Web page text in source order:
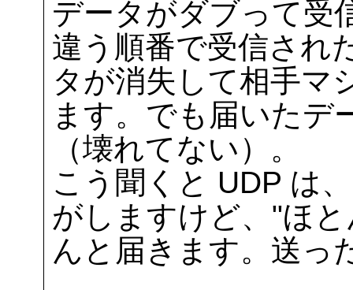
データがダブって受
違う順番で受信され
タが消失して相手マ
ます。でも届いたデ
（壊れてない）。
こう聞くと UDP は
がしますけど、"ほ
んと届きます。送っ